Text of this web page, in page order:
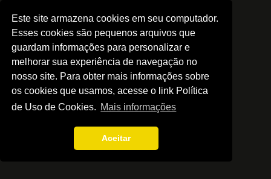
Este site armazena cookies em seu computador.
Esses cookies são pequenos arquivos que
guardam informações para personalizar e
melhorar sua experiência de navegação no
nosso site. Para obter mais informações sobre
os cookies que usamos, acesse o link Política
de Uso de Cookies. Mais informações
Aceitar